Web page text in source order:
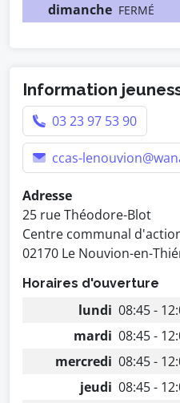
dimanche FERMÉ
Information
03 23 97 53 90
ccas-
Adresse
25 rue Théodore-Blot
Centre communal
02170 Le Nouvion-en-
Horaires d'ouverture
lundi 08:45 -
mardi 08:45 -
mercredi 08:45 -
jeudi 08:45 -